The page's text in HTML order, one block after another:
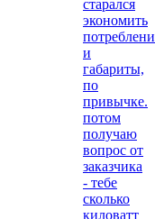
старался
экономить
и
габариты,
по
привычке.
потом
получаю
вопрос от
заказчика
- тебе
сколько
киловатт